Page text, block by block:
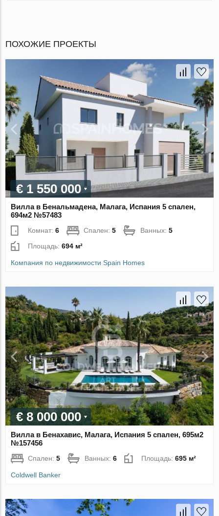
ПОХОЖИЕ ПРОЕКТЫ
€ 1 550 000
Вилла в Бенальмадена, Малага, Испания 5 спален,
694м2 №57483
Комнат:6 Спален:5 Ванных:5
Площадь:694 м²
Компания по недвижимости Spain Homes
€ 8 000 000
Вилла в Бенахавис, Малага, Испания 5 спален, 695м2
№157456
Спален:5 Ванных:6 Площадь:695 м²
Coldwell Banker